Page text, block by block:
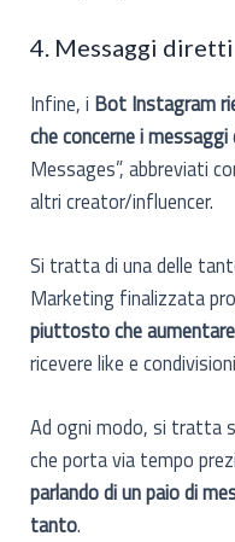
4. Messaggi diretti
Infine, i Bot Instagram
che concerne i
Messages”, abbreviati
altri creator/influencer.
Si tratta di una delle
Marketing finalizzata
piuttosto che
ricevere like e
Ad ogni modo, si tratta
che porta via tempo
parlando di un paio di
tanto.